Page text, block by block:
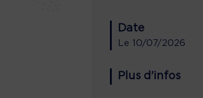
Date
Le 10/07/2026
Plus d'infos